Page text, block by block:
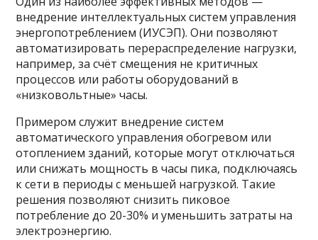
внедрение интеллектуальных систем управления
энергопотреблением (ИУСЭП). Они позволяют
автоматизировать перераспределение нагрузки,
например, за счёт смещения не критичных
процессов или работы оборудований в
«низковольтные» часы.
Примером служит внедрение систем
автоматического управления обогревом или
отоплением зданий, которые могут отключаться
или снижать мощность в часы пика, подключаясь
к сети в периоды с меньшей нагрузкой. Такие
решения позволяют снизить пиковое
потребление до 20-30% и уменьшить затраты на
электроэнергию.